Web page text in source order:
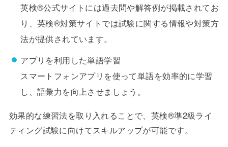
英検®公式サイトには過去問や解答例が掲載されてお
り、英検®対策サイトでは試験に関する情報や対策方
法が提供されています。
アプリを利用した単語学習
スマートフォンアプリを使って単語を効率的に学習
し、語彙力を向上させましょう。
効果的な練習法を取り入れることで、英検®準2級ライ
ティング試験に向けてスキルアップが可能です。